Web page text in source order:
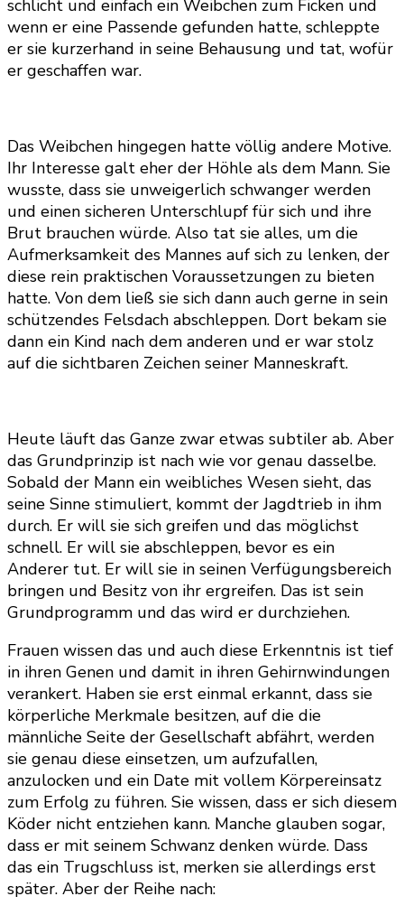
schlicht und einfach ein Weibchen zum Ficken und
wenn er eine Passende gefunden hatte, schleppte
er sie kurzerhand in seine Behausung und tat, wofür
er geschaffen war.
Das Weibchen hingegen hatte völlig andere Motive.
Ihr Interesse galt eher der Höhle als dem Mann. Sie
wusste, dass sie unweigerlich schwanger werden
und einen sicheren Unterschlupf für sich und ihre
Brut brauchen würde. Also tat sie alles, um die
Aufmerksamkeit des Mannes auf sich zu lenken, der
diese rein praktischen Voraussetzungen zu bieten
hatte. Von dem ließ sie sich dann auch gerne in sein
schützendes Felsdach abschleppen. Dort bekam sie
dann ein Kind nach dem anderen und er war stolz
auf die sichtbaren Zeichen seiner Manneskraft.
Heute läuft das Ganze zwar etwas subtiler ab. Aber
das Grundprinzip ist nach wie vor genau dasselbe.
Sobald der Mann ein weibliches Wesen sieht, das
seine Sinne stimuliert, kommt der Jagdtrieb in ihm
durch. Er will sie sich greifen und das möglichst
schnell. Er will sie abschleppen, bevor es ein
Anderer tut. Er will sie in seinen Verfügungsbereich
bringen und Besitz von ihr ergreifen. Das ist sein
Grundprogramm und das wird er durchziehen.
Frauen wissen das und auch diese Erkenntnis ist tief
in ihren Genen und damit in ihren Gehirnwindungen
verankert. Haben sie erst einmal erkannt, dass sie
körperliche Merkmale besitzen, auf die die
männliche Seite der Gesellschaft abfährt, werden
sie genau diese einsetzen, um aufzufallen,
anzulocken und ein Date mit vollem Körpereinsatz
zum Erfolg zu führen. Sie wissen, dass er sich diesem
Köder nicht entziehen kann. Manche glauben sogar,
dass er mit seinem Schwanz denken würde. Dass
das ein Trugschluss ist, merken sie allerdings erst
später. Aber der Reihe nach: